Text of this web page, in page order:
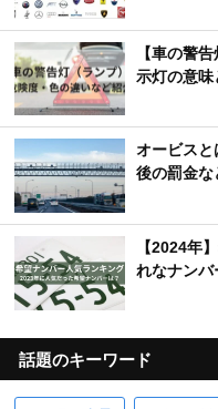
【車の警
示灯の意味
オービスと
後の罰金な
【2024年
れなナンバ
話題のキーワード